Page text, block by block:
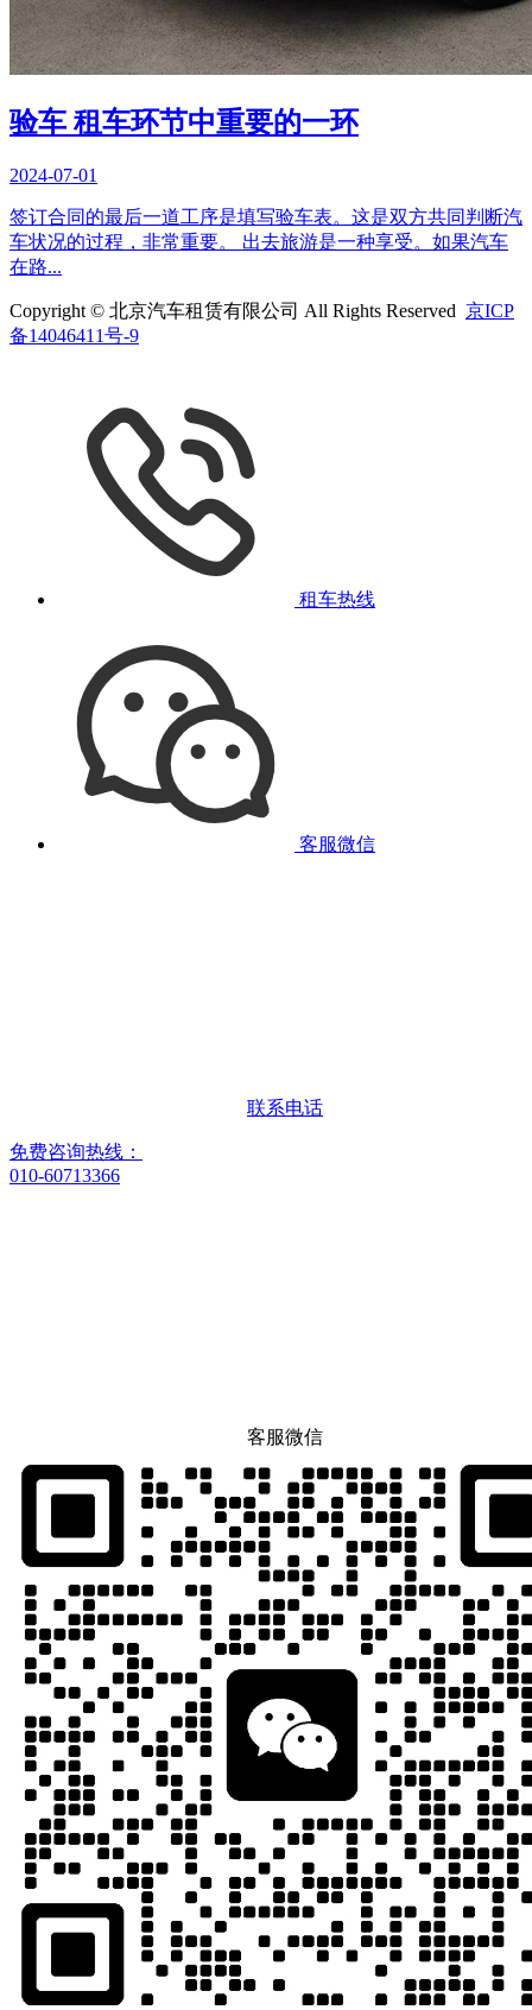
验车 租车环节中重要的一环
2024-07-01
签订合同的最后一道工序是填写验车表。这是双方共同判断汽
车状况的过程，非常重要。 出去旅游是一种享受。如果汽车
在路...
Copyright © 北京汽车租赁有限公司 All Rights Reserved 京ICP
备14046411号-9
租车热线
客服微信
联系电话
免费咨询热线：
010-60713366
客服微信